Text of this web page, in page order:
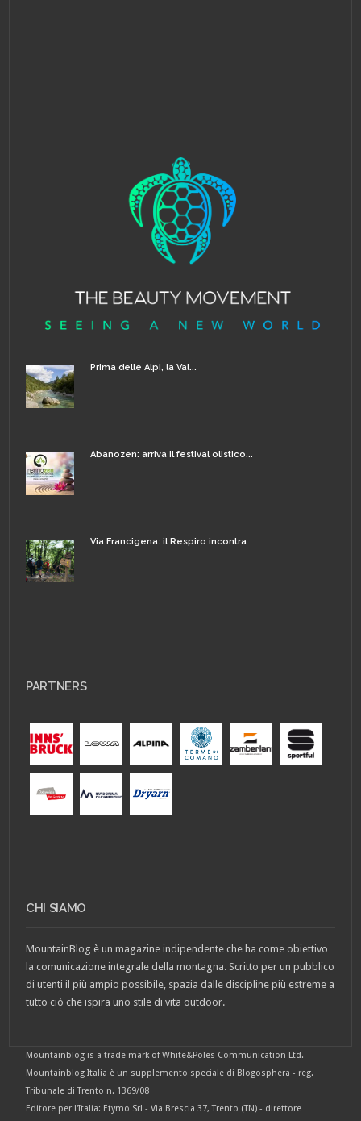
Prima delle Alpi, la Val...
Abanozen: arriva il festival olistico...
Via Francigena: il Respiro incontra
PARTNERS
CHI SIAMO
MountainBlog è un magazine indipendente che ha come obiettivo
la comunicazione integrale della montagna. Scritto per un pubblico
di utenti il più ampio possibile, spazia dalle discipline più estreme a
tutto ciò che ispira uno stile di vita outdoor.
Mountainblog is a trade mark of White&Poles Communication Ltd.
Mountainblog Italia è un supplemento speciale di Blogosphera - reg.
Tribunale di Trento n. 1369/08
Editore per l'Italia: Etymo Srl - Via Brescia 37, Trento (TN) - direttore